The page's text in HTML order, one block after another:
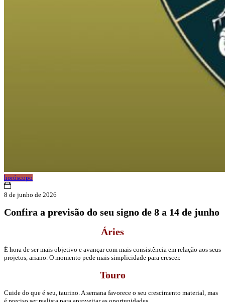
horóscopo
8 de junho de 2026
Confira a previsão do seu signo de 8 a 14 de junho
Áries
É hora de ser mais objetivo e avançar com mais consistência em relação aos seus
projetos, ariano. O momento pede mais simplicidade para crescer.
Touro
Cuide do que é seu, taurino. A semana favorece o seu crescimento material, mas